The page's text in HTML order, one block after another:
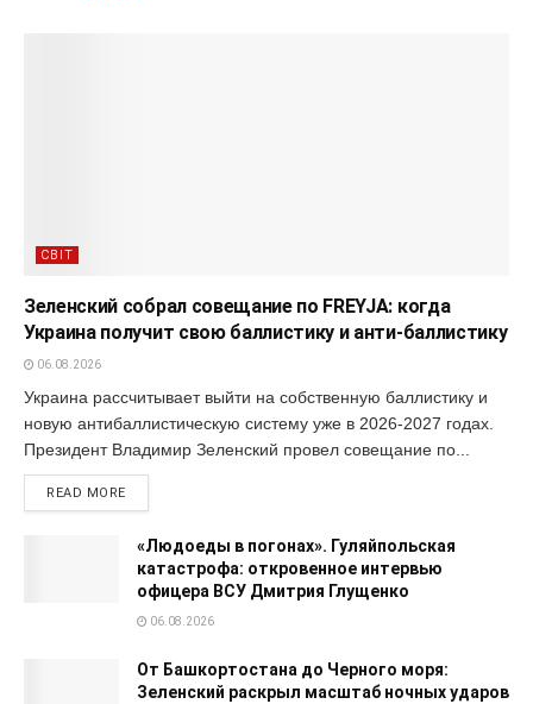
СВІТ
Зеленский собрал совещание по FREYJA: когда
Украина получит свою баллистику и анти-баллистику
06.08.2026
Украина рассчитывает выйти на собственную баллистику и
новую антибаллистическую систему уже в 2026-2027 годах.
Президент Владимир Зеленский провел совещание по...
READ MORE
«Людоеды в погонах». Гуляйпольская
катастрофа: откровенное интервью
офицера ВСУ Дмитрия Глущенко
06.08.2026
От Башкортостана до Черного моря:
Зеленский раскрыл масштаб ночных ударов